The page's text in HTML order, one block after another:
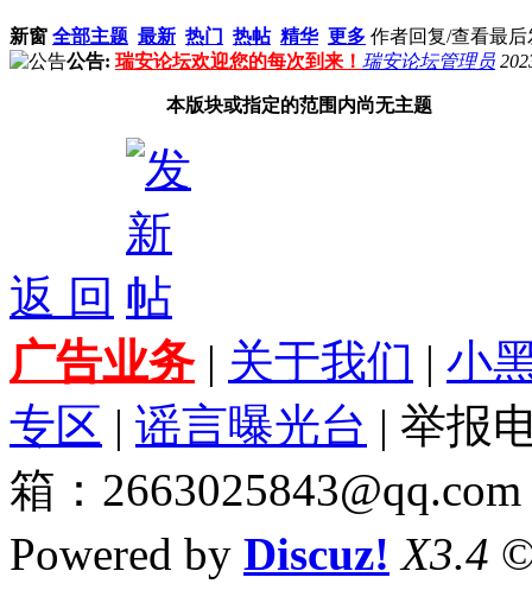
新窗 全部主题 最新 热门 热帖 精华 更多 作者回复/查看最后
公告: 瑞安论坛欢迎您的每次到来！ 瑞安论坛管理员
本版块或指定的范围内尚无主题
返 回
广告业务| 关于我们 | 小
专区 | 谣言曝光台 | 举报
箱：2663025843@qq.com
Powered by Discuz! X3.4